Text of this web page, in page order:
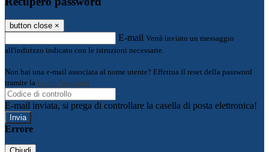
button close ×
E-mail Verrà inviato un messaggio
all'indirizzo indicato con le istruzioni necessarie.
Non hai una e-mail associata al nome utente? Effettua il reset della password
tramite la Login Spaggiari
E-mail inviata, si prega di controllare la casella di posta elettronica!
Errore